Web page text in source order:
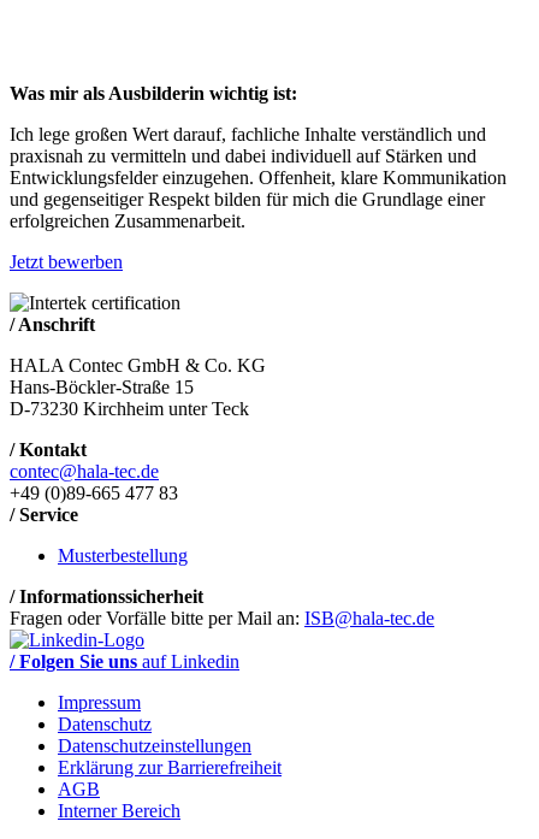
Was mir als Ausbilderin wichtig ist:
Ich lege großen Wert darauf, fachliche Inhalte verständlich und
praxisnah zu vermitteln und dabei individuell auf Stärken und
Entwicklungsfelder einzugehen. Offenheit, klare Kommunikation
und gegenseitiger Respekt bilden für mich die Grundlage einer
erfolgreichen Zusammenarbeit.
Jetzt bewerben
/ Anschrift
HALA Contec GmbH & Co. KG
Hans-Böckler-Straße 15
D-73230 Kirchheim unter Teck
/ Kontakt
contec@hala-tec.de
+49 (0)89-665 477 83
/ Service
Musterbestellung
/ Informationssicherheit
Fragen oder Vorfälle bitte per Mail an: ISB@hala-tec.de
/ Folgen Sie uns auf Linkedin
Impressum
Datenschutz
Datenschutzeinstellungen
Erklärung zur Barrierefreiheit
AGB
Interner Bereich